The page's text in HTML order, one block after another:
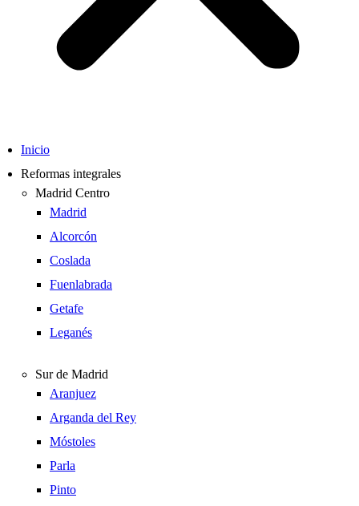
Inicio
Reformas integrales
Madrid Centro
Madrid
Alcorcón
Coslada
Fuenlabrada
Getafe
Leganés
Sur de Madrid
Aranjuez
Arganda del Rey
Móstoles
Parla
Pinto